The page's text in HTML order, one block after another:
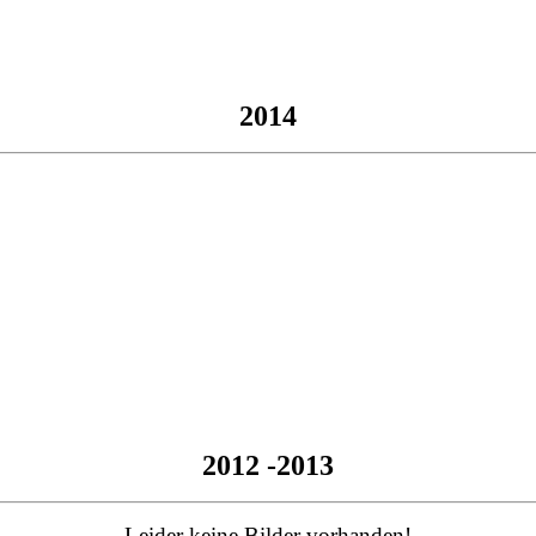
2014
2012 -2013